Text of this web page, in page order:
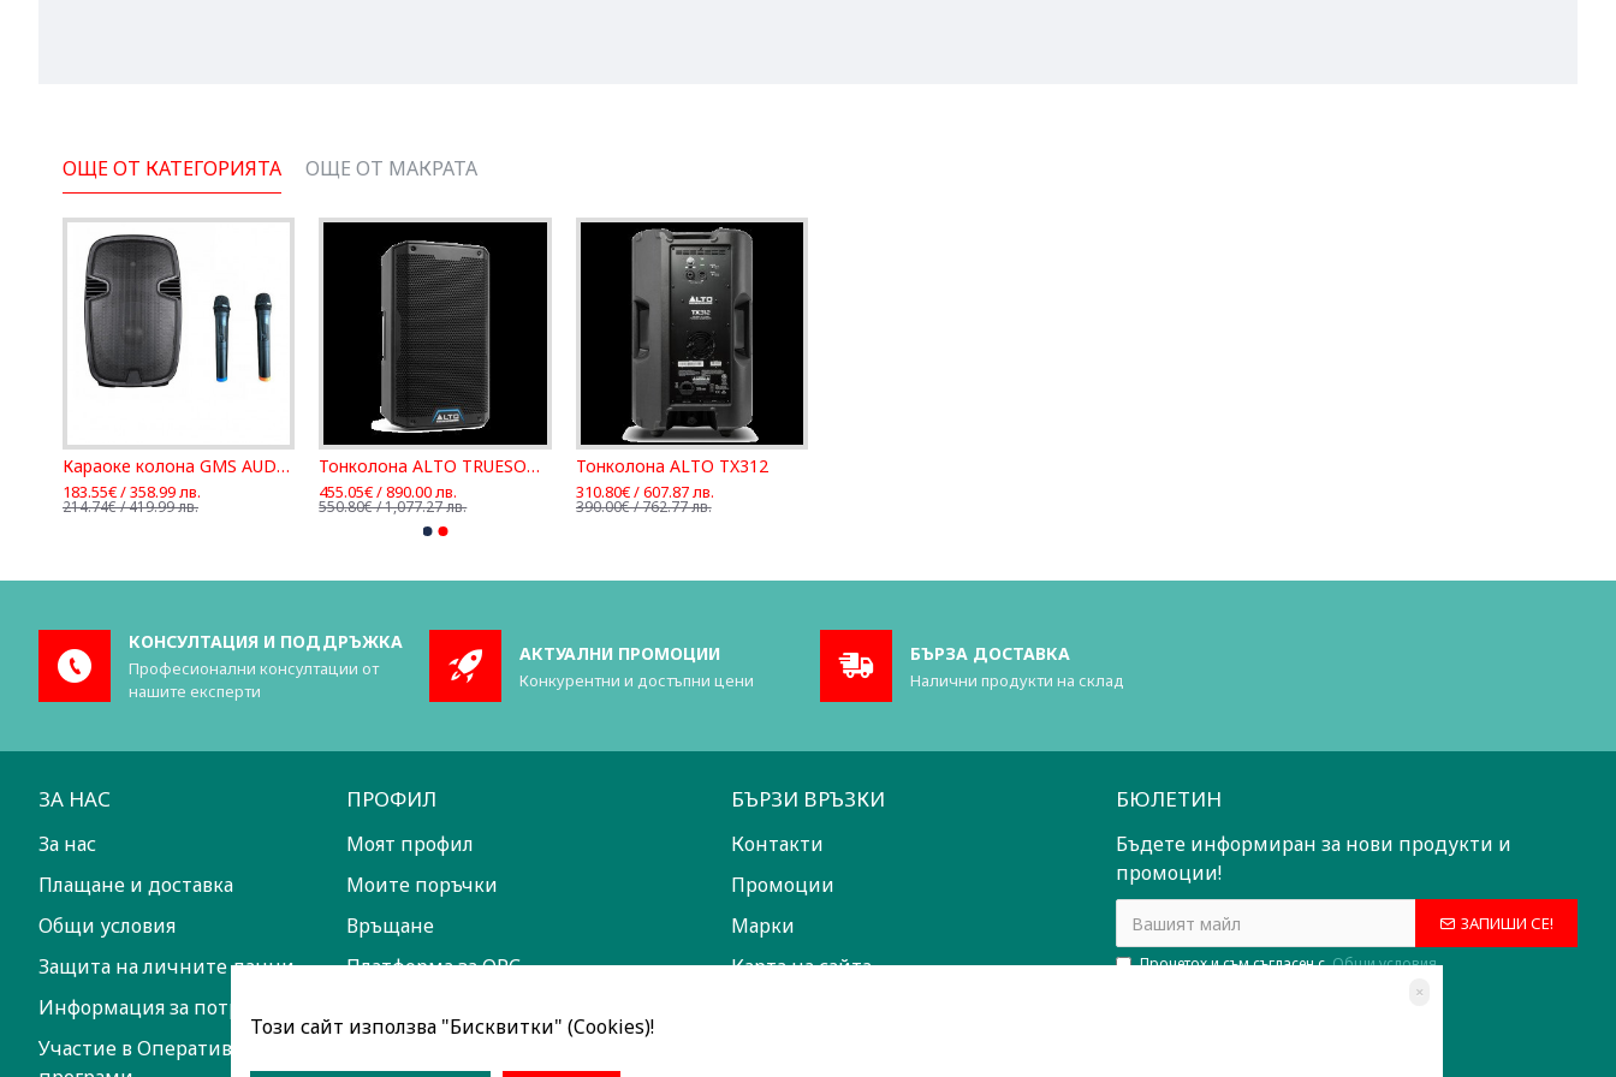
ОЩЕ ОТ КАТЕГОРИЯТА ОЩЕ ОТ МАКРАТА
Караоке колона GMS AUDIO FPA, Ефект, Вградена батерия, 2 микрофона
183.55€ / 358.99 лв.
214.74€ / 419.99 лв.
Тонколона ALTO TRUESONIC TS-412
455.05€ / 890.00 лв.
550.80€ / 1,077.27 лв.
Тонколона ALTO TX312
310.80€ / 607.87 лв.
390.00€ / 762.77 лв.
КОНСУЛТАЦИЯ И ПОДДРЪЖКА
Професионални консултации от
нашите експерти
АКТУАЛНИ ПРОМОЦИИ
Конкурентни и достъпни цени
БЪРЗА ДОСТАВКА
Налични продукти на склад
ЗА НАС
За нас
Плащане и доставка
Общи условия
Защита на личните данни
Информация за потребителите
Участие в Оперативни
ПРОФИЛ
Моят профил
Моите поръчки
Връщане
Платформа за ОРС
БЪРЗИ ВРЪЗКИ
Контакти
Промоции
Марки
Карта на сайта
БЮЛЕТИН
Бъдете информиран за нови продукти и
промоции!
ЗАПИШИ СЕ!
Прочетох и съм съгласен сОбщи условия
×
Този сайт използва "Бисквитки" (Cookies)!